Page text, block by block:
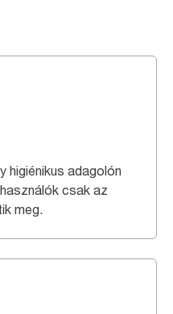
higiénikus adagolón
csak az
meg.